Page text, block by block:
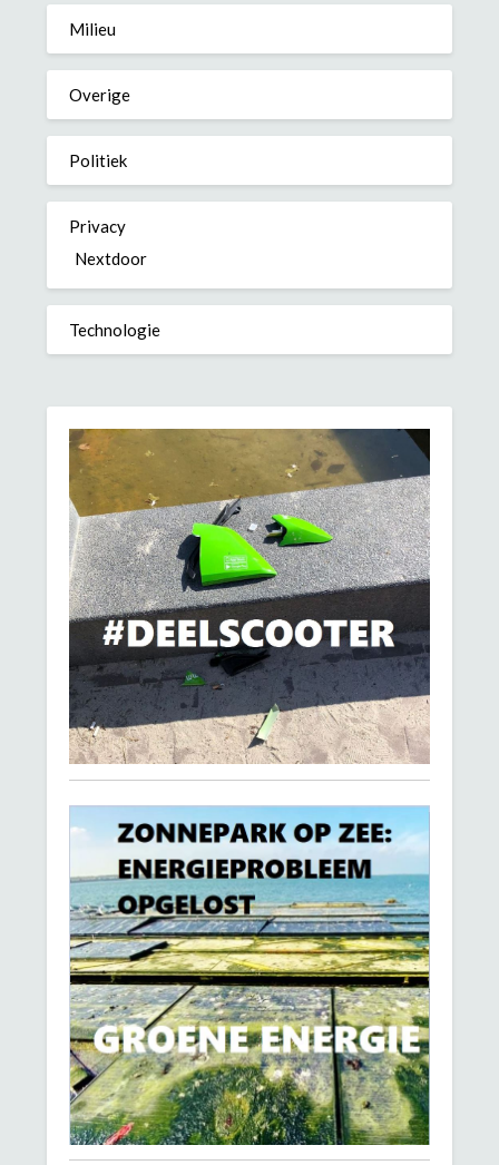
Milieu
Overige
Politiek
Privacy
Nextdoor
Technologie